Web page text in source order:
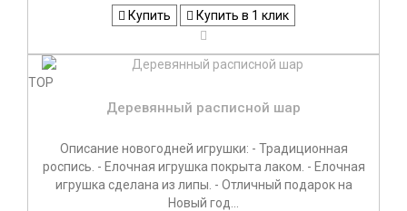
Купить Купить в 1 клик
TOP
Деревянный расписной шар
Описание новогодней игрушки: - Традиционная
роспись. - Елочная игрушка покрыта лаком. - Елочная
игрушка сделана из липы. - Отличный подарок на
Новый год...